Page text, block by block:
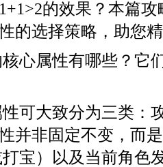
的效果？本篇
的选择策略，助您
心属性有哪些？它
可大致分为三类：
并非固定不变，而
宝）以及当前角色